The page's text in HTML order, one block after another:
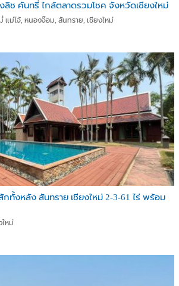
ลิช คันทรี่ ไกล้ตลาดรวมโชค จังหวัดเชียงใหม่
แม่โจ้, หนองจ๊อม, สันทราย, เชียงใหม่
กทั้งหลัง สันทราย เชียงใหม่ 2-3-61 ไร่ พร้อม
ใหม่